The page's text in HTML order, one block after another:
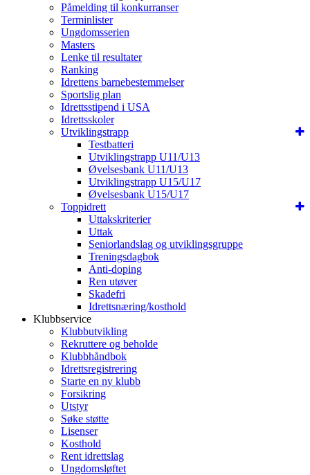
Påmelding til konkurranser
Terminlister
Ungdomsserien
Masters
Lenke til resultater
Ranking
Idrettens barnebestemmelser
Sportslig plan
Idrettsstipend i USA
Idrettsskoler
Utviklingstrapp
Testbatteri
Utviklingstrapp U11/U13
Øvelsesbank U11/U13
Utviklingstrapp U15/U17
Øvelsesbank U15/U17
Toppidrett
Uttakskriterier
Uttak
Seniorlandslag og utviklingsgruppe
Treningsdagbok
Anti-doping
Ren utøver
Skadefri
Idrettsnæring/kosthold
Klubbservice
Klubbutvikling
Rekruttere og beholde
Klubbhåndbok
Idrettsregistrering
Starte en ny klubb
Forsikring
Utstyr
Søke støtte
Lisenser
Kosthold
Rent idrettslag
Ungdomsløftet